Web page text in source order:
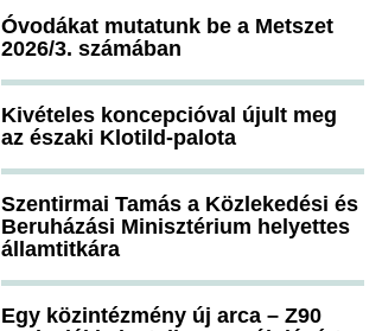
Óvodákat mutatunk be a Metszet
2026/3. számában
Kivételes koncepcióval újult meg
az északi Klotild-palota
Szentirmai Tamás a Közlekedési és
Beruházási Minisztérium helyettes
államtitkára
Egy közintézmény új arca – Z90